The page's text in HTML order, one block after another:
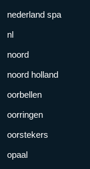
nederland spa
nl
noord
noord holland
oorbellen
oorringen
oorstekers
opaal